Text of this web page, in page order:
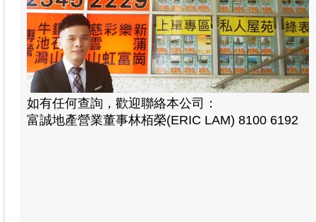
如有任何查詢，歡迎聯絡本公司：
富誠地產營業董事林栢榮(ERIC LAM) 8100 6192